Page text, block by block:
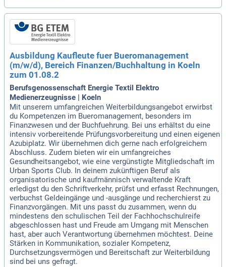
Ausbildung Kaufleute fuer Bueromanagement
(m/w/d), Bereich Finanzen/Buchhaltung in Koeln
zum 01.08.2
Berufsgenossenschaft Energie Textil Elektro
Medienerzeugnisse | Koeln
Mit unserem umfangreichen Weiterbildungsangebot erwirbst
du Kompetenzen im Bueromanagement, besonders im
Finanzwesen und der Buchfuehrung. Bei uns erhältst du eine
intensiv vorbereitende Prüfungsvorbereitung und einen eigenen
Azubiplatz. Wir übernehmen dich gerne nach erfolgreichem
Abschluss. Zudem bieten wir ein umfangreiches
Gesundheitsangebot, wie eine vergünstigte Mitgliedschaft im
Urban Sports Club. In deinem zukünftigen Beruf als
organisatorische und kaufmännisch verwaltende Kraft
erledigst du den Schriftverkehr, prüfst und erfasst Rechnungen,
verbuchst Geldeingänge und -ausgänge und recherchierst zu
Finanzvorgängen. Mit uns passt du zusammen, wenn du
mindestens den schulischen Teil der Fachhochschulreife
abgeschlossen hast und Freude am Umgang mit Menschen
hast, aber auch Verantwortung übernehmen möchtest. Deine
Stärken in Kommunikation, sozialer Kompetenz,
Durchsetzungsvermögen und Bereitschaft zur Weiterbildung
sind bei uns gefragt.